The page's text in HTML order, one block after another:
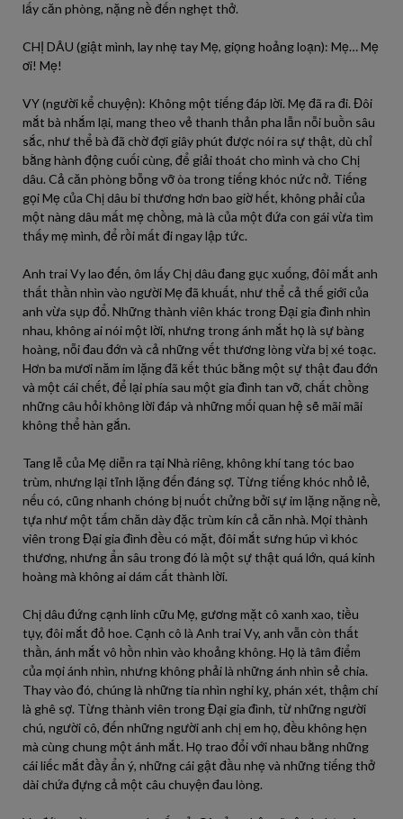
lấy căn phòng, nặng nề đến nghẹt thở.
CHỊ DÂU (giật mình, lay nhẹ tay Mẹ, giọng hoảng loạn): Mẹ… Mẹ
ơi! Mẹ!
VY (người kể chuyện): Không một tiếng đáp lời. Mẹ đã ra đi. Đôi
mắt bà nhắm lại, mang theo vẻ thanh thản pha lẫn nỗi buồn sâu
sắc, như thể bà đã chờ đợi giây phút được nói ra sự thật, dù chỉ
bằng hành động cuối cùng, để giải thoát cho mình và cho Chị
dâu. Cả căn phòng bỗng vỡ òa trong tiếng khóc nức nở. Tiếng
gọi Mẹ của Chị dâu bi thương hơn bao giờ hết, không phải của
một nàng dâu mất mẹ chồng, mà là của một đứa con gái vừa tìm
thấy mẹ mình, để rồi mất đi ngay lập tức.
Anh trai Vy lao đến, ôm lấy Chị dâu đang gục xuống, đôi mắt anh
thất thần nhìn vào người Mẹ đã khuất, như thể cả thế giới của
anh vừa sụp đổ. Những thành viên khác trong Đại gia đình nhìn
nhau, không ai nói một lời, nhưng trong ánh mắt họ là sự bàng
hoàng, nỗi đau đớn và cả những vết thương lòng vừa bị xé toạc.
Hơn ba mươi năm im lặng đã kết thúc bằng một sự thật đau đớn
và một cái chết, để lại phía sau một gia đình tan vỡ, chất chồng
những câu hỏi không lời đáp và những mối quan hệ sẽ mãi mãi
không thể hàn gắn.
Tang lễ của Mẹ diễn ra tại Nhà riêng, không khí tang tóc bao
trùm, nhưng lại tĩnh lặng đến đáng sợ. Từng tiếng khóc nhỏ lẻ,
nếu có, cũng nhanh chóng bị nuốt chửng bởi sự im lặng nặng nề,
tựa như một tấm chăn dày đặc trùm kín cả căn nhà. Mọi thành
viên trong Đại gia đình đều có mặt, đôi mắt sưng húp vì khóc
thương, nhưng ẩn sâu trong đó là một sự thật quá lớn, quá kinh
hoàng mà không ai dám cất thành lời.
Chị dâu đứng cạnh linh cữu Mẹ, gương mặt cô xanh xao, tiều
tụy, đôi mắt đỏ hoe. Cạnh cô là Anh trai Vy, anh vẫn còn thất
thần, ánh mắt vô hồn nhìn vào khoảng không. Họ là tâm điểm
của mọi ánh nhìn, nhưng không phải là những ánh nhìn sẻ chia.
Thay vào đó, chúng là những tia nhìn nghi kỵ, phán xét, thậm chí
là ghê sợ. Từng thành viên trong Đại gia đình, từ những người
chú, người cô, đến những người anh chị em họ, đều không hẹn
mà cùng chung một ánh mắt. Họ trao đổi với nhau bằng những
cái liếc mắt đầy ẩn ý, những cái gật đầu nhẹ và những tiếng thở
dài chứa đựng cả một câu chuyện đau lòng.